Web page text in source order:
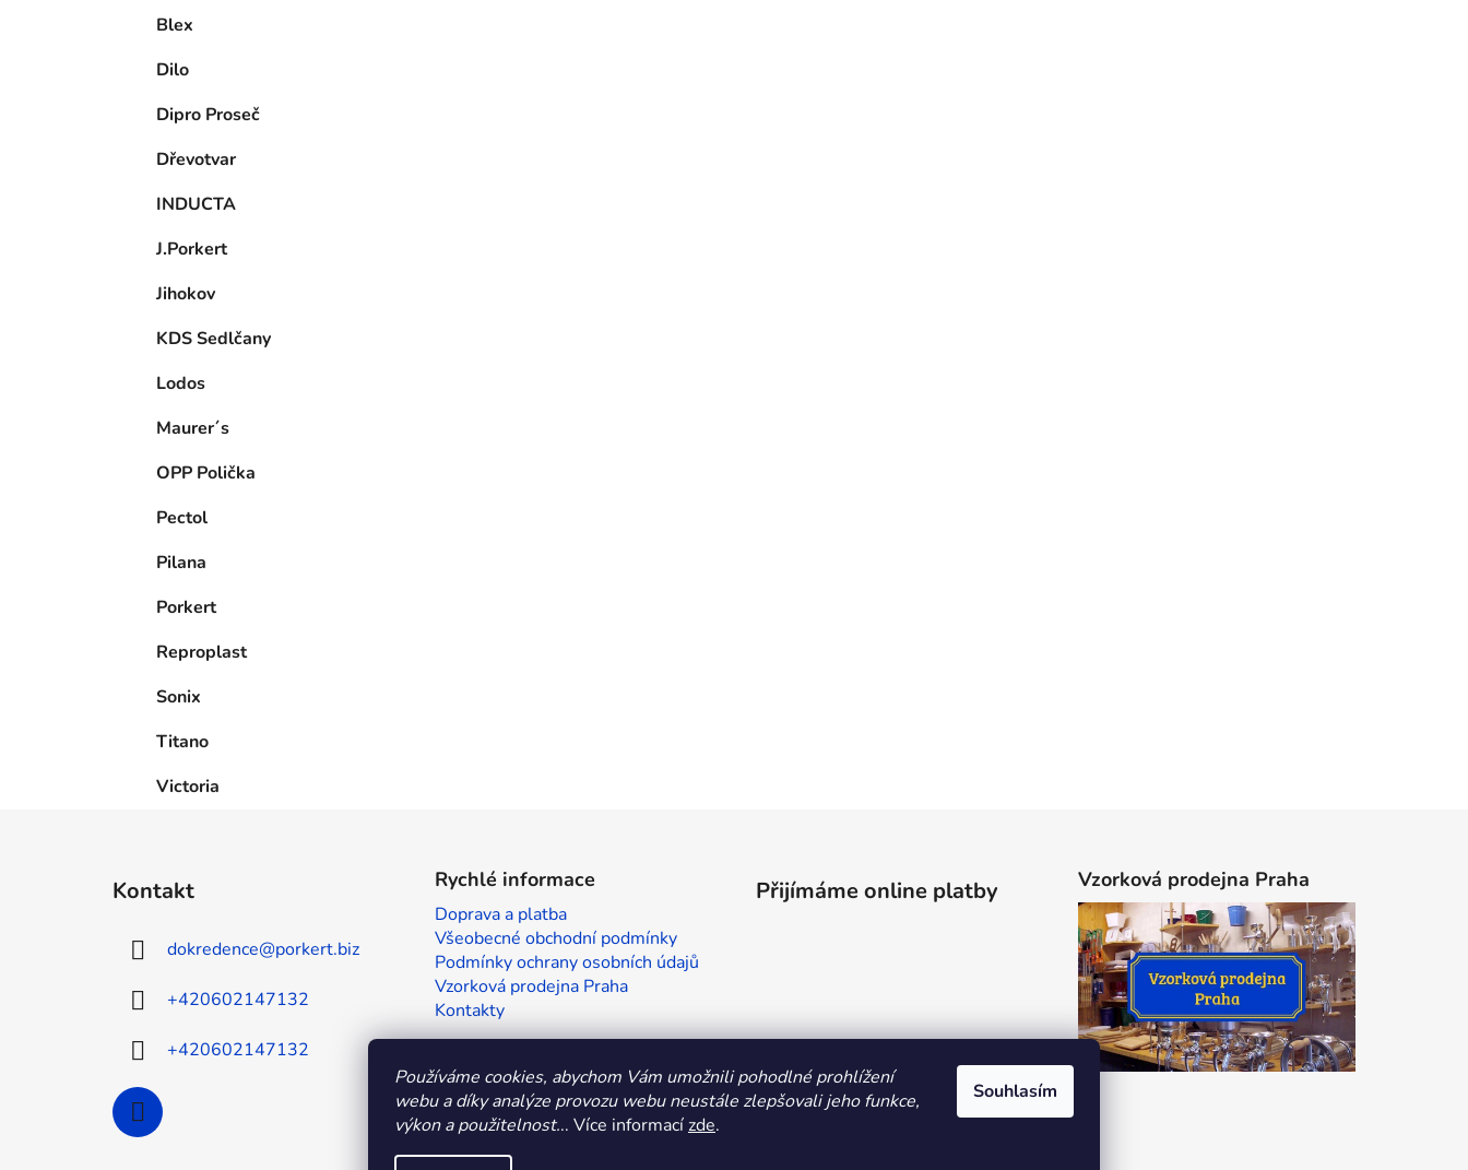
Používáme cookies, abychom Vám umožnili pohodlné prohlížení
webu a díky analýze provozu webu neustále zlepšovali jeho funkce,
výkon a použitelnost... Více informacízde.
Souhlasím
Blex
Dilo
Dipro Proseč
Dřevotvar
INDUCTA
J.Porkert
Jihokov
KDS Sedlčany
Lodos
Maurer´s
OPP Polička
Pectol
Pilana
Porkert
Reproplast
Sonix
Titano
Victoria
Kontakt
dokredence@porkert.biz
+420602147132
+420602147132
Rychlé informace
Doprava a platba
Všeobecné obchodní podmínky
Podmínky ochrany osobních údajů
Vzorková prodejna Praha
Kontakty
Přijímáme online platby Vzorková prodejna Praha